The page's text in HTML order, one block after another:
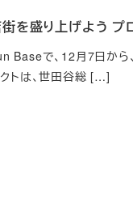
を盛り上げよう プ
で、12月7日から
トは、世田谷総 […]